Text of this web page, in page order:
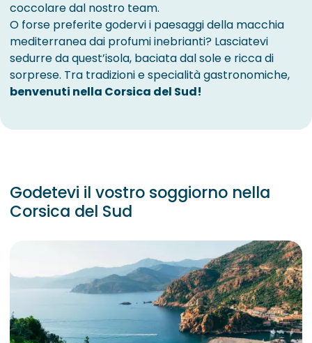
coccolare dal nostro team.
O forse preferite godervi i paesaggi della macchia
mediterranea dai profumi inebrianti? Lasciatevi
sedurre da quest’isola, baciata dal sole e ricca di
sorprese. Tra tradizioni e specialità gastronomiche,
benvenuti nella Corsica del Sud!
Godetevi il vostro soggiorno nella
Corsica del Sud